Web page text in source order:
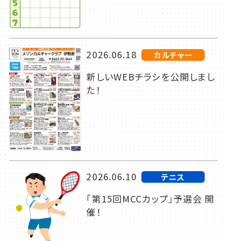
2026.06.18 カルチャー
新しいWEBチラシを公開しまし
た！
2026.06.10 テニス
「第15回MCCカップ」予選会 開
催！